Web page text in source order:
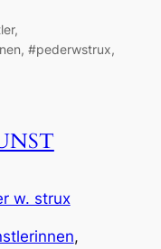
#pederwstrux,
w. strux